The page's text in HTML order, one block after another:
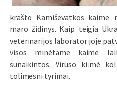
krašto Kamiševatkos kaime
maro židinys. Kaip teigia
veterinarijos laboratorijoje
visos minėtame kaime
sunaikintos. Viruso kilmė
tolimesni tyrimai.